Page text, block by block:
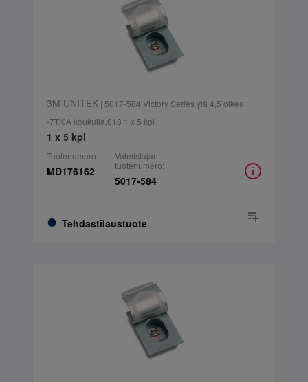
3M UNITEK| 5017-584 Victory Series ylä 4,5 oikea
-7T/0A koukulla,018 1 x 5 kpl
1 x 5 kpl
Tuotenumero:
MD176162
Tehdastilaustuote
Valmistajan
tuotenumero:
5017-584